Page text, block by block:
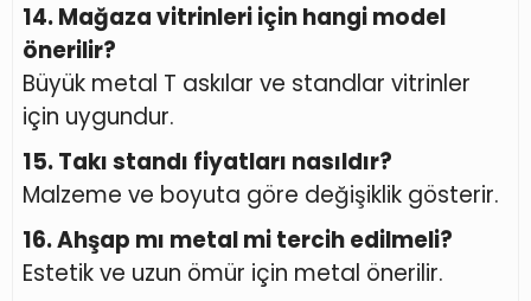
14. Mağaza vitrinleri için hangi model
önerilir?
Büyük metal T askılar ve standlar vitrinler
için uygundur.
15. Takı standı fiyatları nasıldır?
Malzeme ve boyuta göre değişiklik gösterir.
16. Ahşap mı metal mi tercih edilmeli?
Estetik ve uzun ömür için metal önerilir.